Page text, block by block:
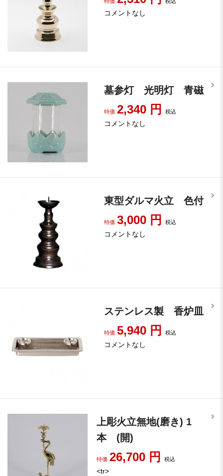
コメントなし
墓参灯 光明灯 青磁
特価 2,340 円税込
コメントなし
東型ダルマ火立 色付
特価 3,000 円税込
コメントなし
ステンレス製 香炉皿
特価 5,940 円税込
コメントなし
上彫火立無地(磨き) 1
本 (開)
特価 26,700 円税込
<tr>